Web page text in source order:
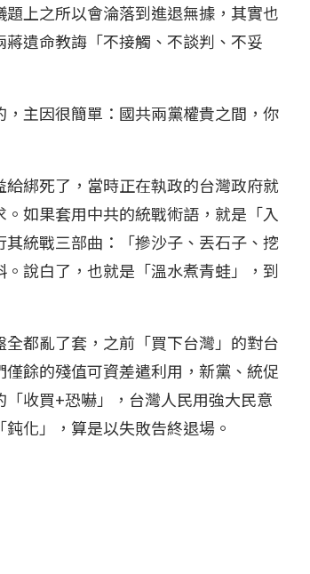
上之所以會淪落到進退無據，其實也
遺命教誨「不接觸、不談判、不妥
主因很簡單：國共兩黨權貴之間，你
綁死了，當時正在執政的台灣政府就
如果套用中共的統戰術語，就是「入
統戰三部曲：「摻沙子、丟石子、挖
說白了，也就是「溫水煮青蛙」，到
都亂了套，之前「買下台灣」的對台
餘的殘值可資差遣利用，新黨、統促
收買+恐嚇」，台灣人民用強大民意
化」，算是以失敗告終退場。